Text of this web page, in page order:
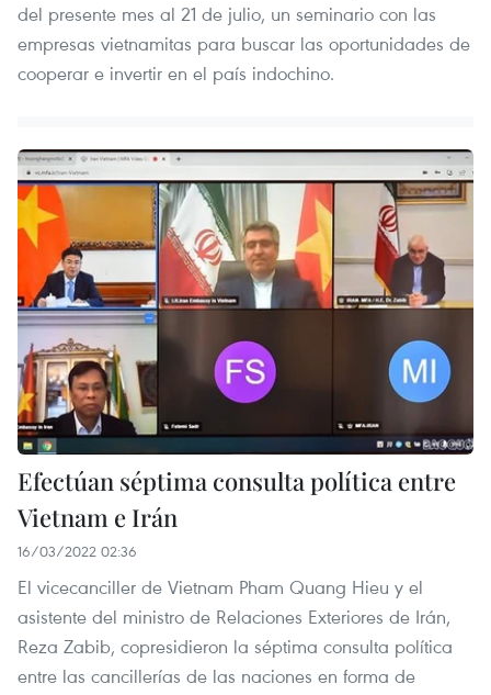
del presente mes al 21 de julio, un seminario con las
empresas vietnamitas para buscar las oportunidades de
cooperar e invertir en el país indochino.
Efectúan séptima consulta política entre
Vietnam e Irán
16/03/2022 02:36
El vicecanciller de Vietnam Pham Quang Hieu y el
asistente del ministro de Relaciones Exteriores de Irán,
Reza Zabib, copresidieron la séptima consulta política
entre las cancillerías de las naciones en forma de